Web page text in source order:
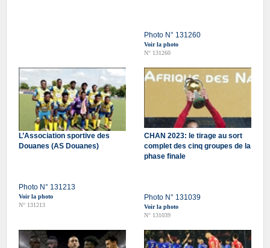
Photo N° 131260
Voir la photo
N° 131260
L’Association sportive des
Douanes (AS Douanes)
Photo N° 131213
Voir la photo
N° 131213
CHAN 2023: le tirage au sort
complet des cinq groupes de la
phase finale
Photo N° 131039
Voir la photo
N° 131039